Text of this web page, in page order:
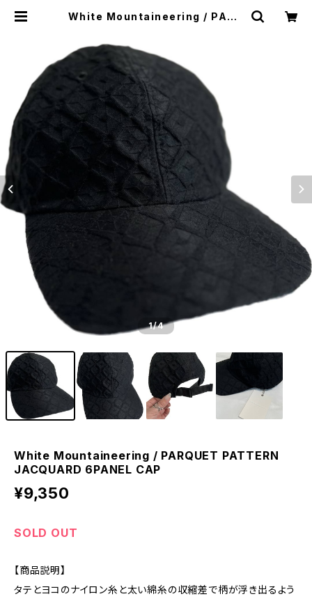
White Mountaineering / PARQ
1/4
White Mountaineering / PARQUET PATTERN
JACQUARD 6PANEL CAP
¥9,350
SOLD OUT
【商品説明】
タテとヨコのナイロン糸と太い綿糸の収縮差で柄が浮き出るよう